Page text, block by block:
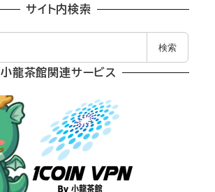
サイト内検索
検索
小龍茶館関連サービス